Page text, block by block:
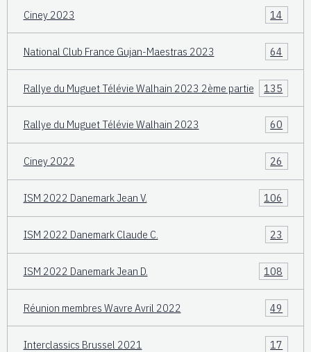
Ciney 2023 14
National Club France Gujan-Maestras 2023 64
Rallye du Muguet Télévie Walhain 2023 2ème partie 135
Rallye du Muguet Télévie Walhain 2023 60
Ciney 2022 26
ISM 2022 Danemark Jean V. 106
ISM 2022 Danemark Claude C. 23
ISM 2022 Danemark Jean D. 108
Réunion membres Wavre Avril 2022 49
Interclassics Brussel 2021 17